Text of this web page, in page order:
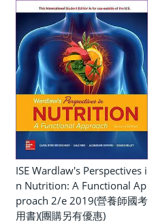
ISE Wardlaw's Perspectives i
n Nutrition: A Functional Ap
proach 2/e 2019(營養師國考
用書)(團購另有優惠)